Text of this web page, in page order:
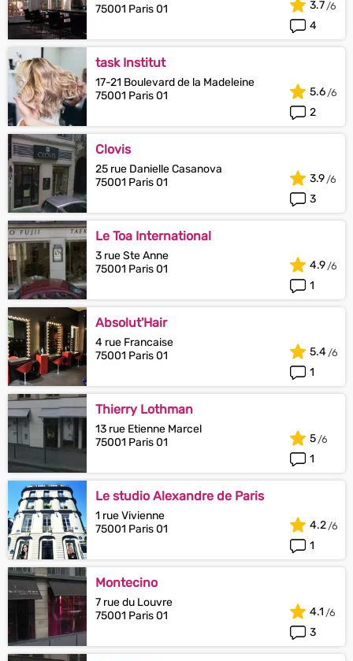
75001 Paris 01
4
3.7
task Institut
17-21 Boulevard de la Madeleine
75001 Paris 01
2
5.6
Clovis
25 rue Danielle Casanova
75001 Paris 01
3
3.9
Le Toa International
3 rue Ste Anne
75001 Paris 01
1
4.9
Absolut'Hair
4 rue Francaise
75001 Paris 01
1
5.4
Thierry Lothman
13 rue Etienne Marcel
75001 Paris 01
1
5
Le studio Alexandre de Paris
1 rue Vivienne
75001 Paris 01
1
4.2
Montecino
7 rue du Louvre
75001 Paris 01
3
4.1